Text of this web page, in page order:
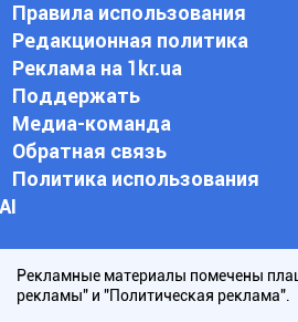
Правила использования
Редакционная политика
Реклама на 1kr.ua
Поддержать
Медиа-команда
Обратная связь
Политика использования
АI
Рекламные материалы помечены
рекламы" и "Политическая реклама".